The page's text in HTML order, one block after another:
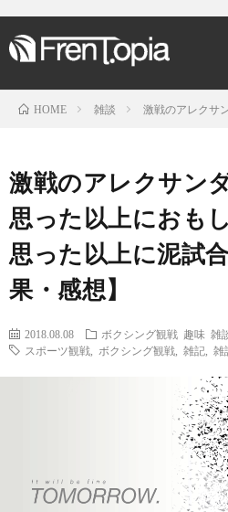
HOME 雑談 激戦のアレクサ
激戦のアレクサン
思った以上におも
思った以上に泥試
果・感想】
2018.08.08 ボクシング観戦 趣味 雑
スポーツ観戦
ボクシング観戦 雑記 雑